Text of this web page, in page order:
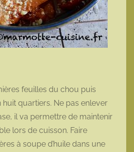
feuilles du chou puis
quartiers. Ne pas enlever
il va permettre de maintenir
lors de cuisson. Faire
à soupe d’huile dans une